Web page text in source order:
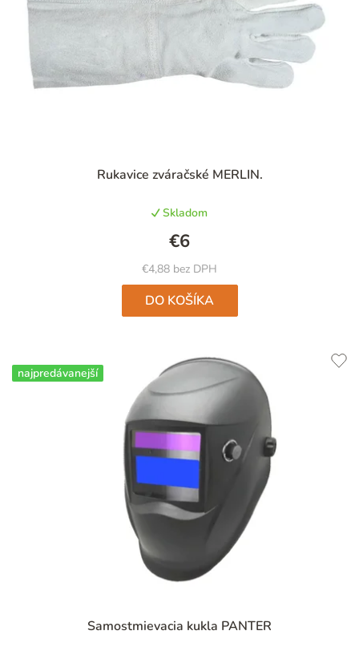
Rukavice zváračské MERLIN.
hodnotenie
je
4,6
z
5
hviezdičiek.
Skladom
€4,88 bez DPH
€6
DO KOŠÍKA
najpredávanejší
Samostmievacia kukla PANTER
hodnotenie